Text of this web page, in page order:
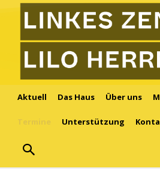
Aktuell Das Haus Über uns
Unterstützung